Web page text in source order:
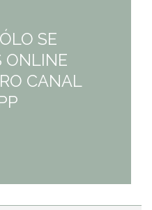
SE
ONLINE
CANAL